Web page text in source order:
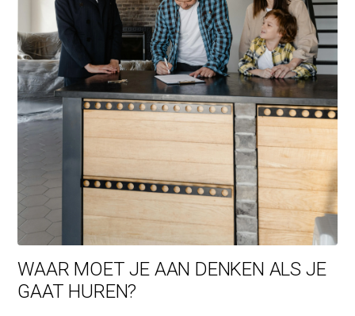
WAAR MOET JE AAN DENKEN ALS JE
GAAT HUREN?